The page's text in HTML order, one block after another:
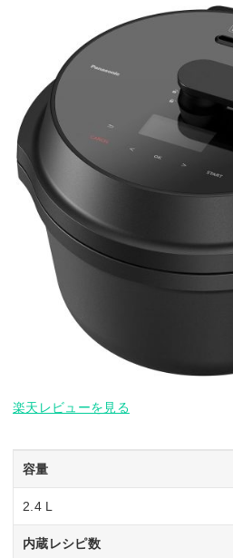
楽天レビューを見る
容量
2.4 L
内蔵レシピ数